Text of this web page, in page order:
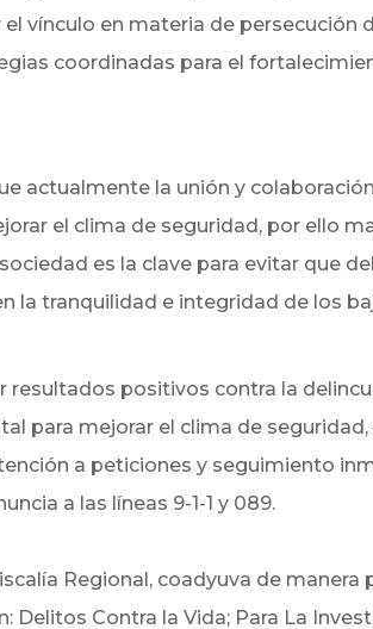
el vínculo en materia de persecución
coordinadas para el
actualmente la unión y
el clima de seguridad, por ello
es la clave para evitar que
la tranquilidad e integridad de los
resultados positivos contra la
para mejorar el clima de
a peticiones y seguimiento
a las líneas 9-1-1 y 089.
Regional, coadyuva de manera
Delitos Contra la Vida; Para La